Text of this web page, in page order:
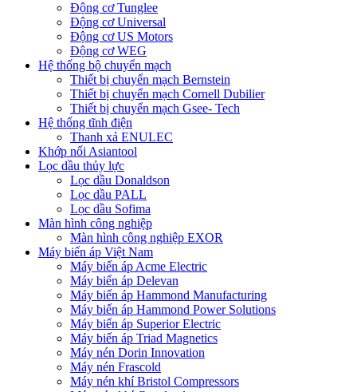
Động cơ Tunglee
Động cơ Universal
Động cơ US Motors
Động cơ WEG
Hệ thống bộ chuyển mạch
Thiết bị chuyển mạch Bernstein
Thiết bị chuyển mạch Cornell Dubilier
Thiết bị chuyển mạch Gsee- Tech
Hệ thống tĩnh điện
Thanh xả ENULEC
Khớp nối Asiantool
Lọc dầu thủy lực
Lọc dầu Donaldson
Lọc dầu PALL
Lọc dầu Sofima
Màn hình công nghiệp
Màn hình công nghiệp EXOR
Máy biến áp Việt Nam
Máy biến áp Acme Electric
Máy biến áp Delevan
Máy biến áp Hammond Manufacturing
Máy biến áp Hammond Power Solutions
Máy biến áp Superior Electric
Máy biến áp Triad Magnetics
Máy nén Dorin Innovation
Máy nén Frascold
Máy nén khí Bristol Compressors